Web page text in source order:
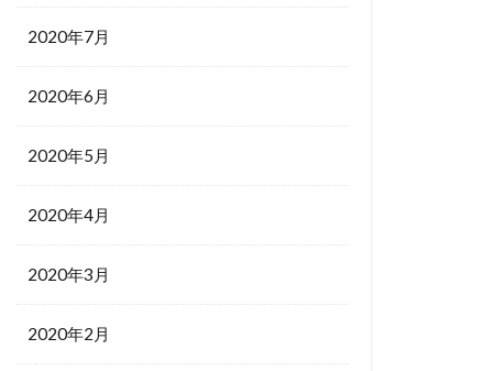
2020年7月
2020年6月
2020年5月
2020年4月
2020年3月
2020年2月